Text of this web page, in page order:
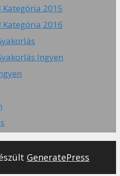
Kategória 2015
Kategória 2016
Ingyen
GeneratePress